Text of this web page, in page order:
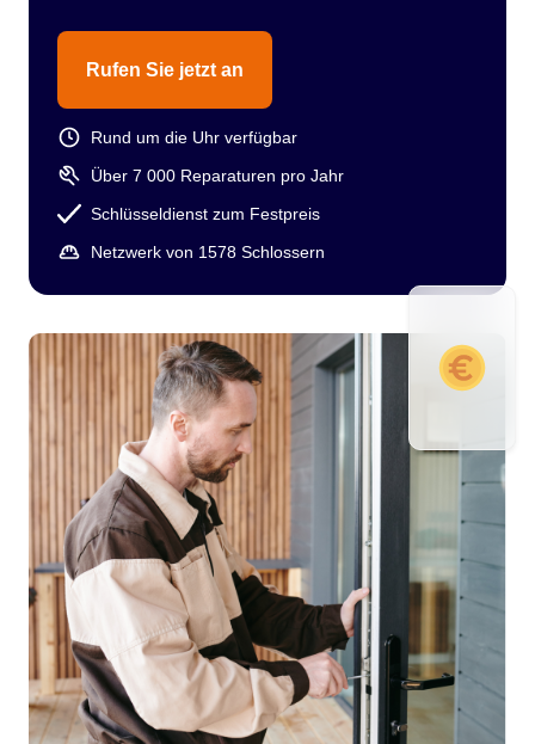
Rufen Sie jetzt an
Rund um die Uhr verfügbar
Über 7 000 Reparaturen pro Jahr
Schlüsseldienst zum Festpreis
Netzwerk von 1578 Schlossern